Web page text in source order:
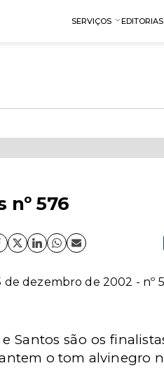
SERVIÇOS EDITORIAS
nº 576
de dezembro de 2002 - nº
Santos são os
o tom alvinegro